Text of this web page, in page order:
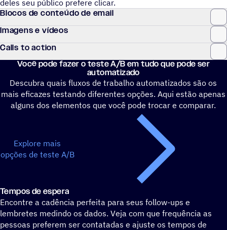
deles seu público prefere clicar.
Blocos de conteúdo de email
Imagens e vídeos
Calls to action
Você pode fazer o teste A/B em tudo que pode ser
automatizado
Descubra quais fluxos de trabalho automatizados são os
mais eficazes testando diferentes opções. Aqui estão apenas
alguns dos elementos que você pode trocar e comparar.
Explore mais
opções de teste A/B
Tempos de espera
Encontre a cadência perfeita para seus follow-ups e
lembretes medindo os dados. Veja com que frequência as
pessoas preferem ser contatadas e ajuste os tempos de